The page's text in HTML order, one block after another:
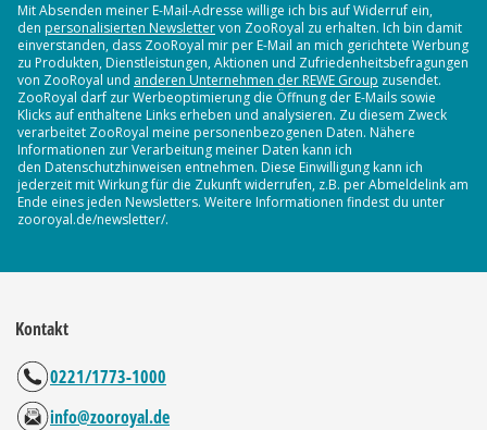
Mit Absenden meiner E-Mail-Adresse willige ich bis auf Widerruf ein,
den personalisierten Newslettervon ZooRoyal zu erhalten. Ich bin damit
einverstanden, dass ZooRoyal mir per E-Mail an mich gerichtete Werbung
zu Produkten, Dienstleistungen, Aktionen und Zufriedenheitsbefragungen
von ZooRoyal und anderen Unternehmen der REWE Group zusendet.
ZooRoyal darf zur Werbeoptimierung die Öffnung der E-Mails sowie
Klicks auf enthaltene Links erheben und analysieren. Zu diesem Zweck
verarbeitet ZooRoyal meine personenbezogenen Daten. Nähere
Informationen zur Verarbeitung meiner Daten kann ich
den Datenschutzhinweisen entnehmen. Diese Einwilligung kann ich
jederzeit mit Wirkung für die Zukunft widerrufen, z.B. per Abmeldelink am
Ende eines jeden Newsletters. Weitere Informationen findest du unter
zooroyal.de/newsletter/.
Kontakt
0221/1773-1000
info@zooroyal.de